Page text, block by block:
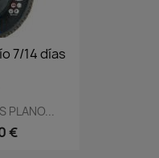
7/14 días
PLANO...
€